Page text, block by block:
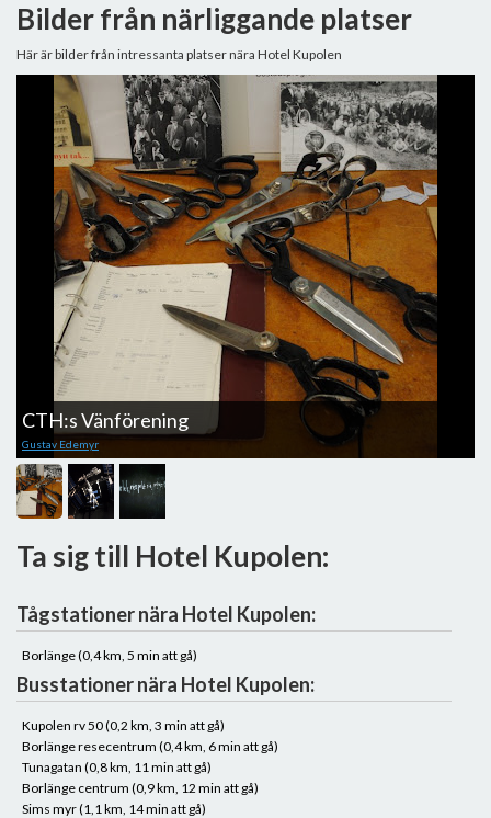
Bilder från närliggande platser
Här är bilder från intressanta platser nära Hotel Kupolen
CTH:s Vänförening
Gustav Edemyr
Ta sig till Hotel Kupolen:
Tågstationer nära Hotel Kupolen:
Borlänge (0,4 km, 5 min att gå)
Busstationer nära Hotel Kupolen:
Kupolen rv 50 (0,2 km, 3 min att gå)
Borlänge resecentrum (0,4 km, 6 min att gå)
Tunagatan (0,8 km, 11 min att gå)
Borlänge centrum (0,9 km, 12 min att gå)
Sims myr (1,1 km, 14 min att gå)